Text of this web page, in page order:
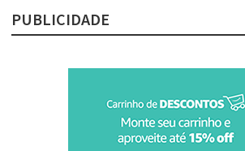
PUBLICIDADE